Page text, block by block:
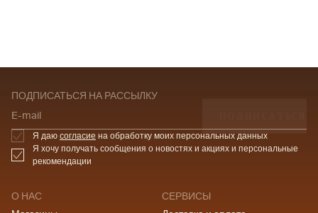
О НАС
СЕРВИСЫ
ПОДПИСАТЬСЯ НА РАССЫЛКУ
E-mail
Я даю согласие на обработку моих персональных данных
Я хочу получать сообщения о новостях и акциях и персональные
рекомендации